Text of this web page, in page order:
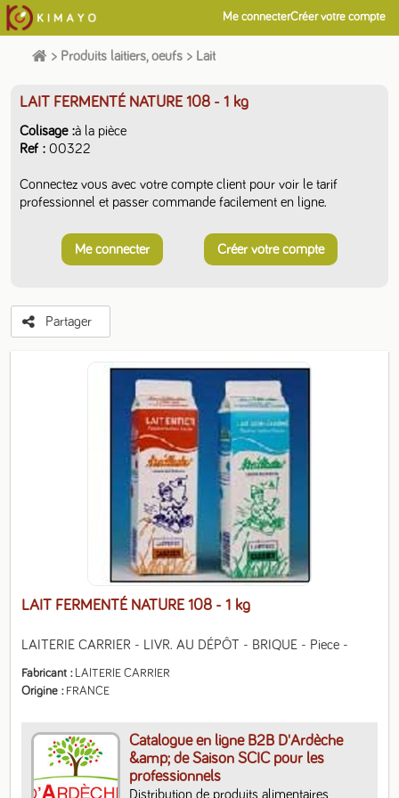
Me connecterCréer votre compte
> Produits laitiers, oeufs > Lait
LAIT FERMENTÉ NATURE 108 - 1 kg
LAITERIE CARRIER - LIVR. AU DÉPÔT - BRIQUE - Piece -
Fabricant
LAITERIE CARRIER
Origine
FRANCE
Catalogue en ligne B2B D'Ardèche
&amp; de Saison SCIC pour les
professionnels
Distribution de produits alimentaires,
LAIT FERMENTÉ NATURE 108 - 1 kg
Colisage à la pièce
Ref
00322
Connectez vous avec votre compte client pour voir le tarif
professionnel et passer commande facilement en ligne.
Me connecter Créer votre compte
Partager